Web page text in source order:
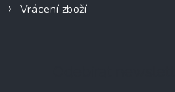
Vrácení zboží